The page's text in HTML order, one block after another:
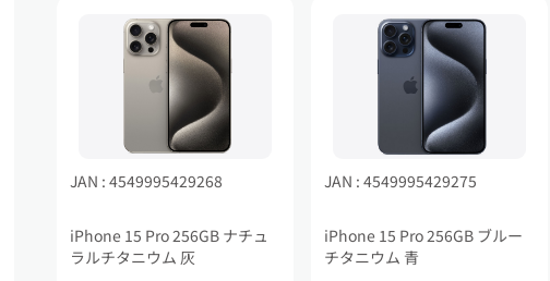
JAN : 4549995429268
iPhone 15 Pro 256GB ナチュ
ラルチタニウム 灰
JAN : 4549995429275
iPhone 15 Pro 256GB ブルー
チタニウム 青